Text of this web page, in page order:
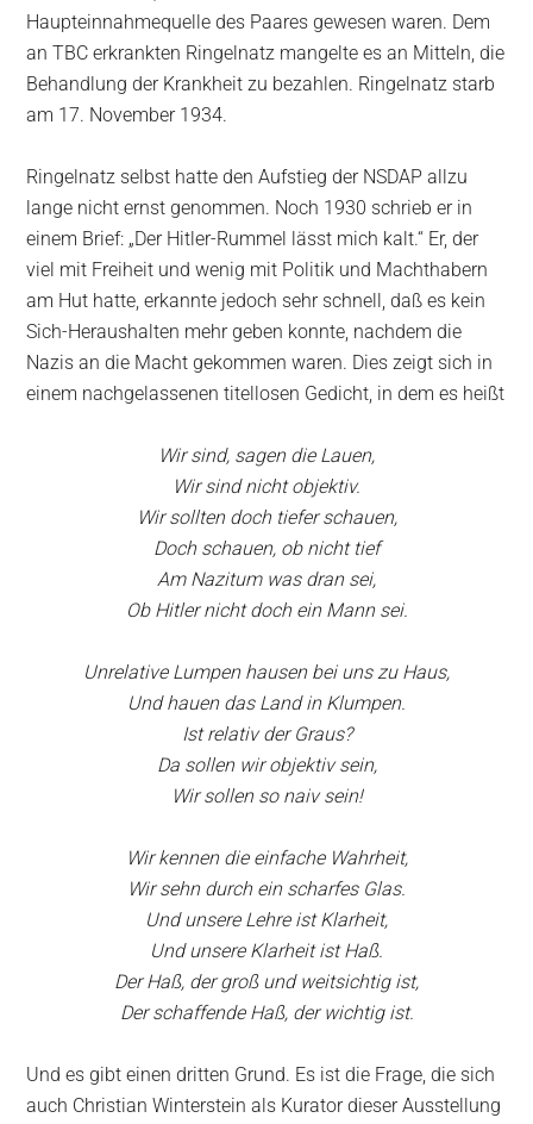
Haupteinnahmequelle des Paares gewesen waren. Dem
an TBC erkrankten Ringelnatz mangelte es an Mitteln, die
Behandlung der Krankheit zu bezahlen. Ringelnatz starb
am 17. November 1934.
Ringelnatz selbst hatte den Aufstieg der NSDAP allzu
lange nicht ernst genommen. Noch 1930 schrieb er in
einem Brief: „Der Hitler-Rummel lässt mich kalt.“ Er, der
viel mit Freiheit und wenig mit Politik und Machthabern
am Hut hatte, erkannte jedoch sehr schnell, daß es kein
Sich-Heraushalten mehr geben konnte, nachdem die
Nazis an die Macht gekommen waren. Dies zeigt sich in
einem nachgelassenen titellosen Gedicht, in dem es heißt
Wir sind, sagen die Lauen,
Wir sind nicht objektiv.
Wir sollten doch tiefer schauen,
Doch schauen, ob nicht tief
Am Nazitum was dran sei,
Ob Hitler nicht doch ein Mann sei.
Unrelative Lumpen hausen bei uns zu Haus,
Und hauen das Land in Klumpen.
Ist relativ der Graus?
Da sollen wir objektiv sein,
Wir sollen so naiv sein!
Wir kennen die einfache Wahrheit,
Wir sehn durch ein scharfes Glas.
Und unsere Lehre ist Klarheit,
Und unsere Klarheit ist Haß.
Der Haß, der groß und weitsichtig ist,
Der schaffende Haß, der wichtig ist.
Und es gibt einen dritten Grund. Es ist die Frage, die sich
auch Christian Winterstein als Kurator dieser Ausstellung